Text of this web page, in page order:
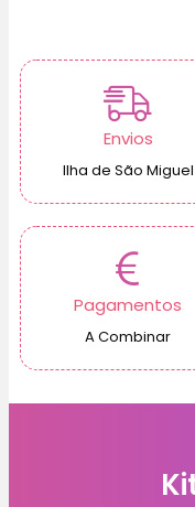
Envios
Ilha de São Miguel
Pagamentos
A Combinar